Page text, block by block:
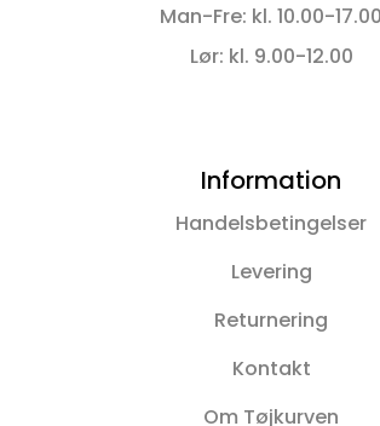
Man-Fre: kl. 10.00-17.00
Lør: kl. 9.00-12.00
Information
Handelsbetingelser
Levering
Returnering
Kontakt
Om Tøjkurven